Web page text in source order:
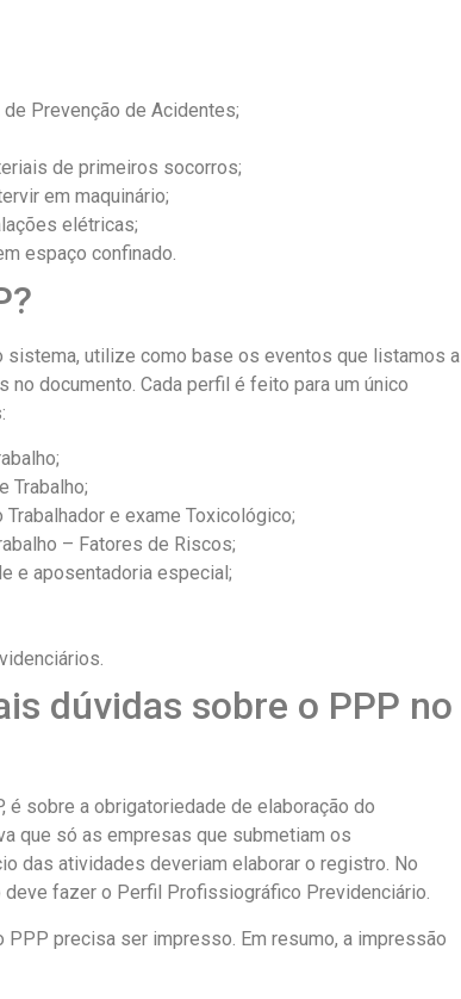
Prevenção de Acidentes;
de primeiros socorros;
em maquinário;
elétricas;
espaço confinado.
sistema, utilize como base os eventos que listamos a
documento. Cada perfil é feito para um único
Trabalho;
e exame Toxicológico;
– Fatores de Riscos;
e aposentadoria especial;
dúvidas sobre o PPP no
é sobre a obrigatoriedade de elaboração do
que só as empresas que submetiam os
das atividades deveriam elaborar o registro. No
fazer o Perfil Profissiográfico Previdenciário.
precisa ser impresso. Em resumo, a impressão